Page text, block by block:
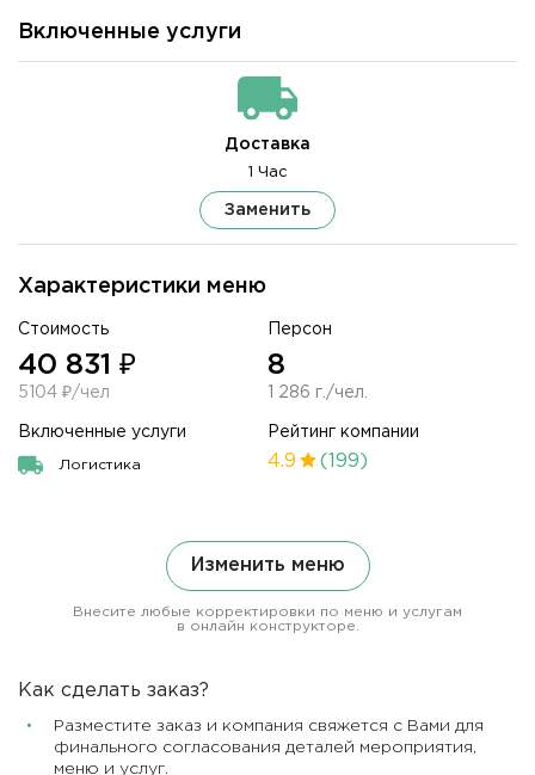
Характеристики меню
Стоимость
40 831 ₽
5104 ₽/чел
Персон
8
1 286 г./чел.
Включенные услуги
Логистика
Рейтинг компании
4.9 (199)
Изменить меню
Внесите любые корректировки по меню и услугам
в онлайн конструкторе.
Включенные услуги
Доставка
1 Час
Заменить
Как сделать заказ?
Разместите заказ и компания свяжется с Вами для
финального согласования деталей мероприятия,
меню и услуг.